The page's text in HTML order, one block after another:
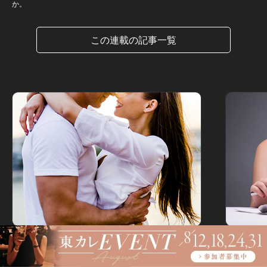
か。
この連載の記事一覧
好きって言わせたい！～正反対のふたり～
Vol.14
「僕と結婚を前提に付き合ってください」
好きって
Vol.12
新社長と